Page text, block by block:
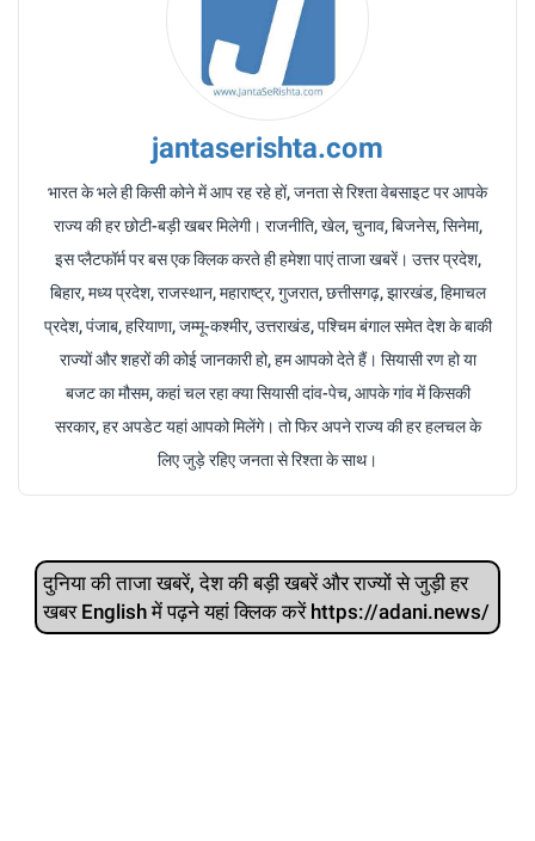
jantaserishta.com
भारत के भले ही किसी कोने में आप रह रहे हों, जनता से रिश्ता वेबसाइट पर आपके
राज्य की हर छोटी-बड़ी खबर मिलेगी। राजनीति, खेल, चुनाव, बिजनेस, सिनेमा,
इस प्लैटफॉर्म पर बस एक क्लिक करते ही हमेशा पाएं ताजा खबरें। उत्तर प्रदेश,
बिहार, मध्य प्रदेश, राजस्थान, महाराष्ट्र, गुजरात, छत्तीसगढ़, झारखंड, हिमाचल
प्रदेश, पंजाब, हरियाणा, जम्मू-कश्मीर, उत्तराखंड, पश्चिम बंगाल समेत देश के बाकी
राज्यों और शहरों की कोई जानकारी हो, हम आपको देते हैं। सियासी रण हो या
बजट का मौसम, कहां चल रहा क्या सियासी दांव-पेच, आपके गांव में किसकी
सरकार, हर अपडेट यहां आपको मिलेंगे। तो फिर अपने राज्य की हर हलचल के
लिए जुड़े रहिए जनता से रिश्ता के साथ।
दुनिया की ताजा खबरें, देश की बड़ी खबरें और राज्‍यों से जुड़ी हर
खबर English में पढ़ने यहां क्लिक करें https://adani.news/